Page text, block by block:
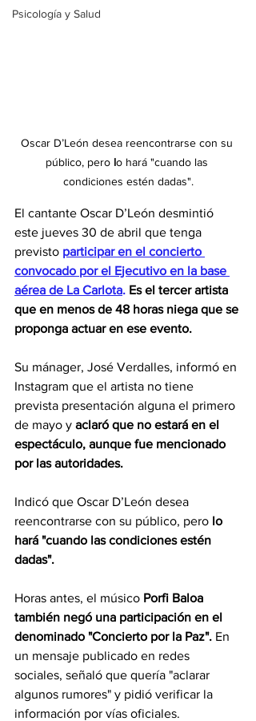
Psicología y Salud
Oscar D’León desea reencontrarse con su
público, pero lo hará "cuando las
condiciones estén dadas".
El cantante Oscar D’León desmintió
este jueves 30 de abril que tenga
previsto participar en el concierto
convocado por el Ejecutivo en la base
aérea de La Carlota. Es el tercer artista
que en menos de 48 horas niega que se
proponga actuar en ese evento.
Su mánager, José Verdalles, informó en
Instagram que el artista no tiene
prevista presentación alguna el primero
de mayo y aclaró que no estará en el
espectáculo, aunque fue mencionado
por las autoridades.
Indicó que Oscar D’León desea
reencontrarse con su público, pero lo
hará "cuando las condiciones estén
dadas".
Horas antes, el músico Porfi Baloa
también negó una participación en el
denominado "Concierto por la Paz". En
un mensaje publicado en redes
sociales, señaló que quería "aclarar
algunos rumores" y pidió verificar la
información por vías oficiales.